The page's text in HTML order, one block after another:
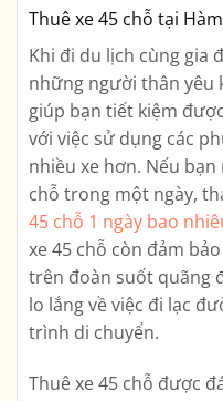
Thuê xe 45 chỗ tại
Khi đi du lịch cùng gia
những người thân yêu
giúp bạn tiết kiệm
với việc sử dụng các
nhiều xe hơn. Nếu
chỗ trong một ngày,
45 chỗ 1 ngày bao
xe 45 chỗ còn đảm
trên đoàn suốt quãng
lo lắng về việc đi lạc
trình di chuyển.
Thuê xe 45 chỗ được